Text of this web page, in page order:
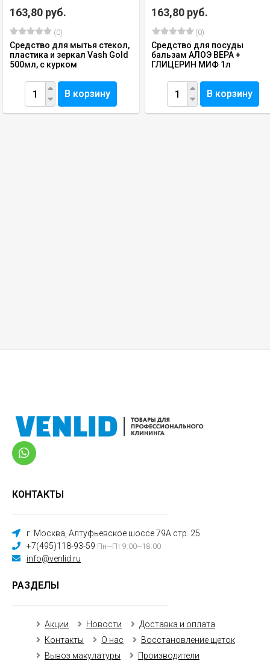
163,80 руб.
(0)
Средство для мытья стекол,
пластика и зеркал Vash Gold
500мл, с курком
В корзину
163,80 руб.
(0)
Средство для посуды
бальзам АЛОЭ ВЕРА +
ГЛИЦЕРИН МИФ 1л
В корзину
КОНТАКТЫ
г. Москва, Алтуфьевское шоссе 79А стр. 25
+7(495)118-93-59 Пн—Пт 9:00—18:00
info@venlid.ru
РАЗДЕЛЫ
Акции Новости
Доставка и оплата
Контакты
О нас
Восстановление щеток
Вывоз макулатуры
Производители